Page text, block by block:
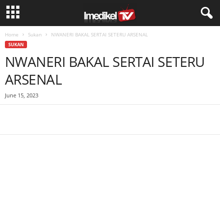
Home Sukan NWANERI BAKAL SERTAI SETERU ARSENAL
SUKAN
NWANERI BAKAL SERTAI SETERU
ARSENAL
June 15, 2023